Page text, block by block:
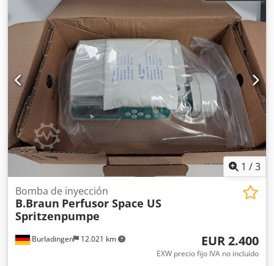
1 /3
Burladingen 12.021 km
Bomba de inyección
B.Braun Perfusor Space US
Spritzenpumpe
EUR 2.400
EXW precio fijo IVA no incluído